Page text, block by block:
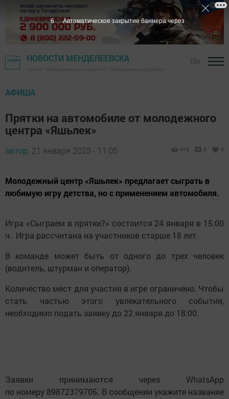
НОВОСТИ МЕНДЕЛЕЕВСКА
АФИША
Прятки на автомобиле от молодежного
центра «Яшьлек»
автор, 21 января 2025 - 11:05 418 0 0
Молодежный центр «Яшьлек» предлагает сыграть в
любимую игру детства, но с применением автомобиля.
Игра «Сыграем в прятки?» состоится 24 января в 15:00
ч. Игра рассчитана на участников старше 18 лет.
В команде может быть от одного до трех человек
(водитель, штурман и оператор).
Количество мест для участия в игре ограничено. Чтобы
стать частью этого увлекательного события,
необходимо подать заявку до 22 января до 18:00.
Заявки принимаются через WhatsApp
по номеру 89872379705. В сообщении укажите название
5 Автоматическое закрытие баннера через